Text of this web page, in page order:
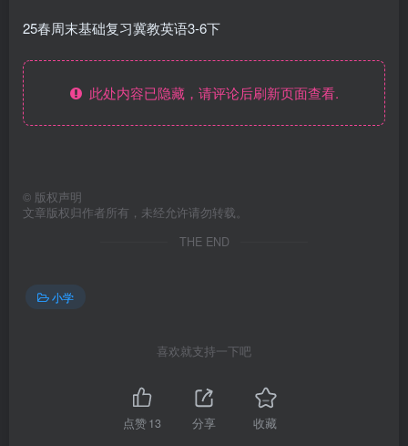
25春周末基础复习冀教英语3-6下
此处内容已隐藏，请评论后刷新页面查看.
© 版权声明
文章版权归作者所有，未经允许请勿转载。
THE END
小学
喜欢就支持一下吧
点赞13 分享 收藏